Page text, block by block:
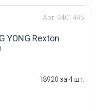
Арт: 9401445
YONG Rexton
18920 за 4 шт.